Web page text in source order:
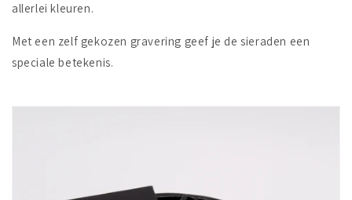
allerlei kleuren.
Met een zelf gekozen gravering geef je de sieraden een
speciale betekenis.